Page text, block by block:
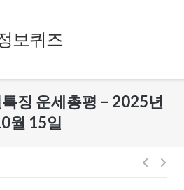
보퀴즈
징 운세총평 – 2025년
월 15일
글